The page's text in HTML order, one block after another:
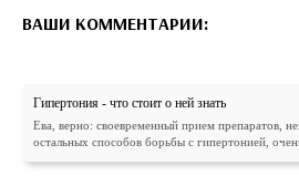
ВАШИ КОММЕНТАРИИ:
Гипертония - что стоит о ней знать
Ева, верно: своевременный прием препаратов,
остальных способов борьбы с гипертонией,